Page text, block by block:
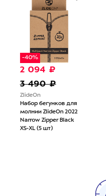
-40%
2 094 ₽
3 490 ₽
ZlideOn
Набор бегунков для
молнии ZlideOn 2022
Narrow Zipper Black
XS-XL (5 шт)